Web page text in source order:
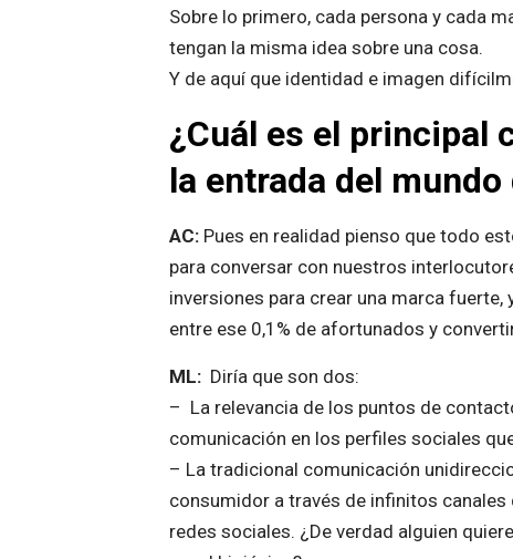
Sobre lo primero, cada persona y cada
tengan la misma idea sobre una cosa.
Y de aquí que identidad e imagen
¿Cuál es el principal
la entrada del
AC: Pues en realidad pienso que todo
para conversar con nuestros
inversiones para crear una marca
entre ese 0,1% de afortunados y
ML: Diría que son dos:
– La relevancia de los puntos de
comunicación en los perfiles sociales
– La tradicional comunicación
consumidor a través de infinitos canales
redes sociales. ¿De verdad alguien